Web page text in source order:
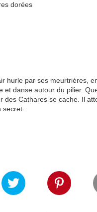
dorées
hurle par ses meurtrières,
et danse autour du pilier.
des Cathares se cache. Il
secret.